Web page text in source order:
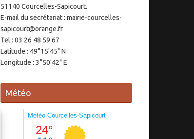
51140 Courcelles-Sapicourt.
E-mail du secrétariat : mairie-courcelles-
sapicourt@orange.fr
Tel : 03 26 48 59 67
Latitude : 49°15'45" N
Longitude : 3°50'42" E
Météo